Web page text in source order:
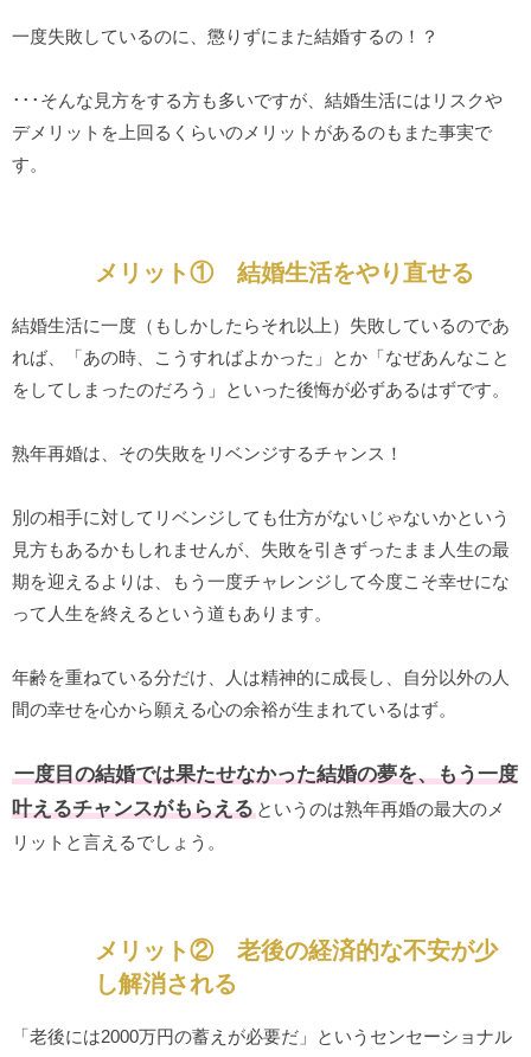
一度失敗しているのに、懲りずにまた結婚するの！？
･･･そんな見方をする方も多いですが、結婚生活にはリスクや
デメリットを上回るくらいのメリットがあるのもまた事実で
す。
メリット① 結婚生活をやり直せる
結婚生活に一度（もしかしたらそれ以上）失敗しているのであ
れば、「あの時、こうすればよかった」とか「なぜあんなこと
をしてしまったのだろう」といった後悔が必ずあるはずです。
熟年再婚は、その失敗をリベンジするチャンス！
別の相手に対してリベンジしても仕方がないじゃないかという
見方もあるかもしれませんが、失敗を引きずったまま人生の最
期を迎えるよりは、もう一度チャレンジして今度こそ幸せにな
って人生を終えるという道もあります。
年齢を重ねている分だけ、人は精神的に成長し、自分以外の人
間の幸せを心から願える心の余裕が生まれているはず。
一度目の結婚では果たせなかった結婚の夢を、もう一度
叶えるチャンスがもらえるというのは熟年再婚の最大のメ
リットと言えるでしょう。
メリット② 老後の経済的な不安が少
し解消される
「老後には2000万円の蓄えが必要だ」というセンセーショナル